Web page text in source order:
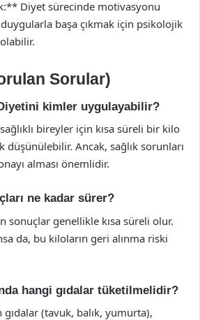
Diyet sürecinde motivasyonu
başa çıkmak için psikolojik
Sorular)
Diyetini kimler uygulayabilir?
bireyler için kısa süreli bir kilo
Ancak, sağlık sorunları
alması önemlidir.
ne kadar sürer?
sonuçlar genellikle kısa süreli olur.
da, bu kiloların geri alınma riski
hangi gıdalar tüketilmelidir?
(tavuk, balık, yumurta),